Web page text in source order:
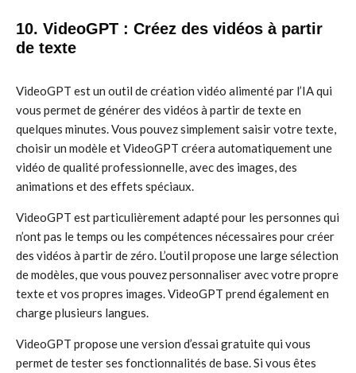
10. VideoGPT : Créez des vidéos à partir
de texte
VideoGPT est un outil de création vidéo alimenté par l’IA qui
vous permet de générer des vidéos à partir de texte en
quelques minutes. Vous pouvez simplement saisir votre texte,
choisir un modèle et VideoGPT créera automatiquement une
vidéo de qualité professionnelle, avec des images, des
animations et des effets spéciaux.
VideoGPT est particulièrement adapté pour les personnes qui
n’ont pas le temps ou les compétences nécessaires pour créer
des vidéos à partir de zéro. L’outil propose une large sélection
de modèles, que vous pouvez personnaliser avec votre propre
texte et vos propres images. VideoGPT prend également en
charge plusieurs langues.
VideoGPT propose une version d’essai gratuite qui vous
permet de tester ses fonctionnalités de base. Si vous êtes